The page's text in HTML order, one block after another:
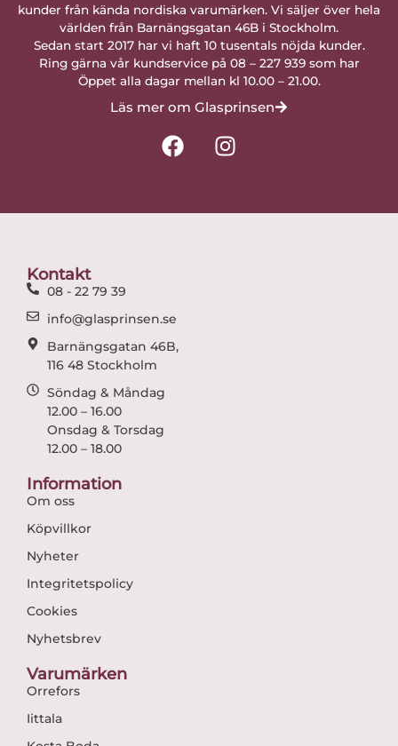
kunder från kända nordiska varumärken. Vi säljer över hela
världen från Barnängsgatan 46B i Stockholm.
Sedan start 2017 har vi haft 10 tusentals nöjda kunder.
Ring gärna vår kundservice på 08 – 227 939 som har
Öppet alla dagar mellan kl 10.00 – 21.00.
Läs mer om Glasprinsen
F
a
I
n
Kontakt
08 - 22 79 39
info@glasprinsen.se
Barnängsgatan 46B,
116 48 Stockholm
Söndag & Måndag
12.00 – 16.00
Onsdag & Torsdag
12.00 – 18.00
Information
Om oss
Köpvillkor
Nyheter
Integritetspolicy
Cookies
Nyhetsbrev
Varumärken
Orrefors
Iittala